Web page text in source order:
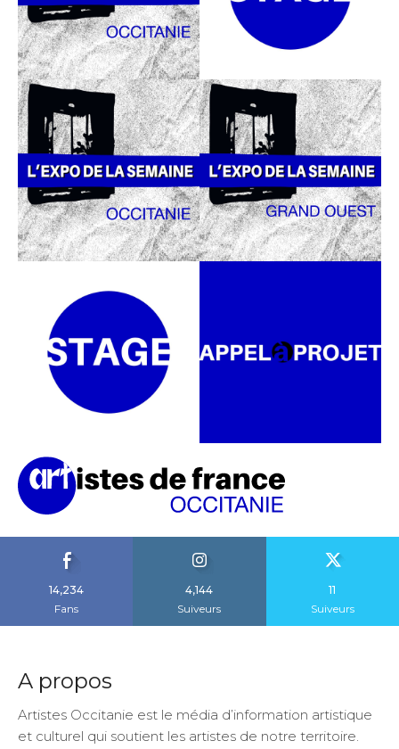
14,234
Fans
4,144
Suiveurs
11
Suiveurs
A propos
Artistes Occitanie est le média d’information artistique
et culturel qui soutient les artistes de notre territoire.